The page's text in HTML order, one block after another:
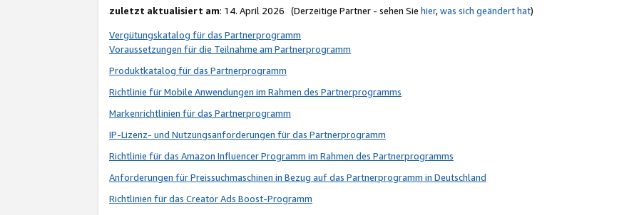
zuletzt aktualisiert am: 14. April 2026 (Derzeitige Partner - sehen Sie hier,was sich geändert hat)
Vergütungskatalog für das Partnerprogramm
Voraussetzungen für die Teilnahme am Partnerprogramm
Produktkatalog für das Partnerprogramm
Richtlinie für Mobile Anwendungen im Rahmen des Partnerprogramms
Markenrichtlinien für das Partnerprogramm
IP-Lizenz- und Nutzungsanforderungen für das Partnerprogramm
Richtlinie für das Amazon Influencer Programm im Rahmen des Partnerprogramms
Anforderungen für Preissuchmaschinen in Bezug auf das Partnerprogramm in Deutschland
Richtlinien für das Creator Ads Boost-Programm